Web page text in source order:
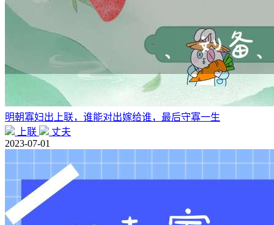
明朝寡妇出上联，谁能对出嫁给谁，最后守寡一生
上联
丈夫
2023-07-01